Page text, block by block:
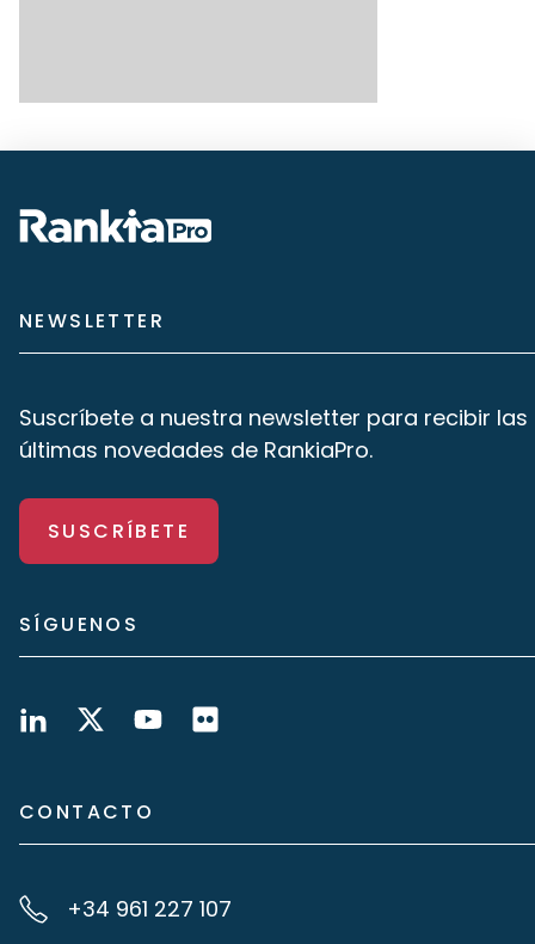
NEWSLETTER
Suscríbete a nuestra newsletter para recibir las
últimas novedades de RankiaPro.
SUSCRÍBETE
SÍGUENOS
CONTACTO
+34 961 227 107